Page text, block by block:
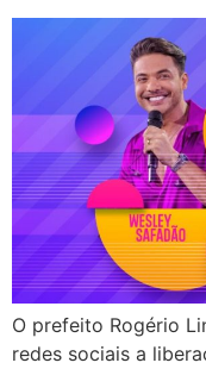
O prefeito Rogério
redes sociais a